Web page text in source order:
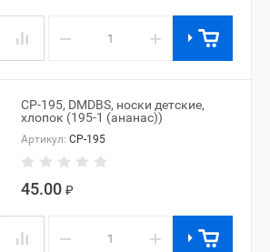
− +
CP-195, DMDBS, носки детские,
хлопок (195-1 (ананас))
Артикул: CP-195
45.00 ₽
− +